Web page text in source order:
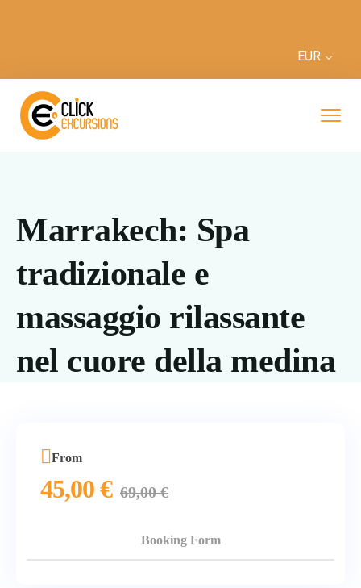
EUR
Marrakech: Spa
tradizionale e
massaggio rilassante
nel cuore della medina
From
45,00€ 69,00€
Booking Form